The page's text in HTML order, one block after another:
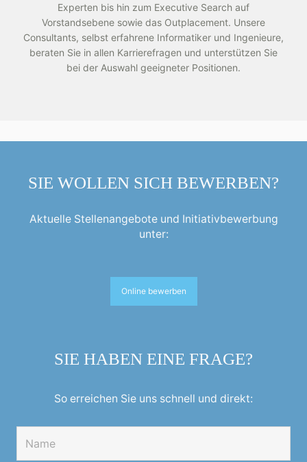
Experten bis hin zum Executive Search auf
Vorstandsebene sowie das Outplacement. Unsere
Consultants, selbst erfahrene Informatiker und Ingenieure,
beraten Sie in allen Karrierefragen und unterstützen Sie
bei der Auswahl geeigneter Positionen.
SIE WOLLEN SICH BEWERBEN?
Aktuelle Stellenangebote und Initiativbewerbung
unter:
Online bewerben
SIE HABEN EINE FRAGE?
So erreichen Sie uns schnell und direkt: